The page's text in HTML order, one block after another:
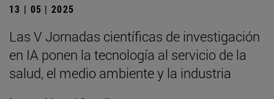
13 | 05 | 2025
Las V Jornadas científicas de investigación
en IA ponen la tecnología al servicio de la
salud, el medio ambiente y la industria